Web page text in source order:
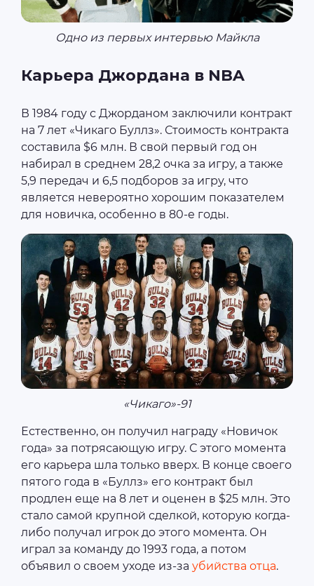
Одно из первых интервью Майкла
Карьера Джордана в NBA
В 1984 году с Джорданом заключили контракт
на 7 лет «Чикаго Буллз». Стоимость контракта
составила $6 млн. В свой первый год он
набирал в среднем 28,2 очка за игру, а также
5,9 передач и 6,5 подборов за игру, что
является невероятно хорошим показателем
для новичка, особенно в 80-е годы.
«Чикаго»-91
Естественно, он получил награду «Новичок
года» за потрясающую игру. С этого момента
его карьера шла только вверх. В конце своего
пятого года в «Буллз» его контракт был
продлен еще на 8 лет и оценен в $25 млн. Это
стало самой крупной сделкой, которую когда-
либо получал игрок до этого момента. Он
играл за команду до 1993 года, а потом
объявил о своем уходе из-за убийства отца.